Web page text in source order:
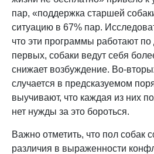
пар, «поддержка старшей
ситуацию в 67% пар.
что эти программы работают
первых, собаки ведут себя
снижает возбуждение. Во-
случается в предсказуемом
выучивают, что каждая из них
нет нужды за это бороться.
Важно отметить, что пол собак
различия в выраженности